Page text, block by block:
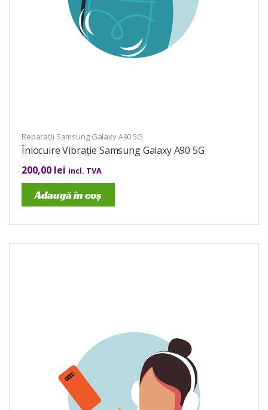
Reparații Samsung Galaxy A90 5G
Înlocuire Vibrație Samsung Galaxy A90 5G
200,00 lei incl. TVA
Adaugă în coș